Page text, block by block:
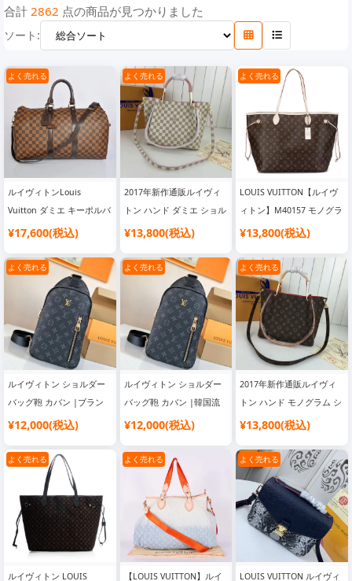
ディズニー バッグ マイケルコースバッグ ゴヤールバッグ
ヴァレンティノバッグ
合計 2862 点の商品が見つかりました
ソート:
よく売れる
ルイヴィトンLouis
Vuitton ダミエ キーポルバ
ンドリエール 45|ブランド
¥17,600(税込)
よく売れる
2017年新作通販ルイヴィ
トン ハンド ダミエ ショル
ダーバッグ N43740|ブラ
¥13,800(税込)
よく売れる
LOUIS VUITTON【ルイヴ
ィトン】M40157 モノグラ
ムネヴァーフルGM|韓国
¥13,800(税込)
よく売れる
ルイヴィトン ショルダー
バッグ鞄 カバン |ブラン
ドバッグ コピー 通販
¥12,000(税込)
よく売れる
ルイヴィトン ショルダー
バッグ鞄 カバン |韓国流
行り ブランドバッグ
¥12,000(税込)
よく売れる
2017年新作通販ルイヴィ
トン ハンド モノグラム シ
ョルダーバッグ M43740|
すすめ
¥13,800(税込)
よく売れる
ルイヴィトン LOUIS
よく売れる
【LOUIS VUITTON】ルイ
よく売れる
LOUIS VUITTON ルイヴィ